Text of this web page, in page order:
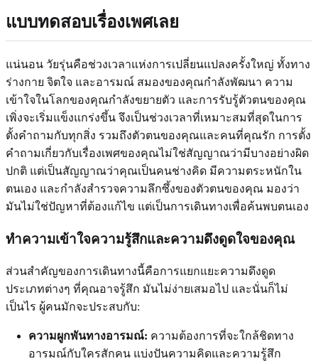
แบบทดสอบเรื่องเพศเลย
แน่นอน วัยรุ่นคือช่วงเวลาแห่งการเปลี่ยนแปลงครั้งใหญ่ ทั้งทาง
ร่างกาย จิตใจ และอารมณ์ สมองของคุณกำลังพัฒนา ความ
เข้าใจในโลกของคุณกำลังขยายตัว และการรับรู้ตัวตนของคุณ
เพิ่งจะเริ่มแข็งแกร่งขึ้น จึงเป็นช่วงเวลาที่เหมาะสมที่สุดในการ
ตั้งคำถามกับทุกสิ่ง รวมถึงตัวตนของคุณและคนที่คุณรัก การตั้ง
คำถามเกี่ยวกับเรื่องเพศของคุณไม่ใช่สัญญาณว่ามีบางอย่างผิด
ปกติ แต่เป็นสัญญาณว่าคุณเป็นคนช่างคิด มีความตระหนักใน
ตนเอง และกำลังสำรวจความลึกซึ้งของตัวตนของคุณ มองว่า
มันไม่ใช่ปัญหาที่ต้องแก้ไข แต่เป็นการเดินทางเพื่อค้นพบตนเอง
ทำความเข้าใจความรู้สึกและความดึงดูดใจของคุณ
ส่วนสำคัญของการเดินทางนี้คือการแยกแยะความดึงดูด
ประเภทต่างๆ ที่คุณอาจรู้สึก มันไม่ง่ายเสมอไป และนั่นก็ไม่
เป็นไร ผู้คนมักจะประสบกับ:
ความผูกพันทางอารมณ์: ความต้องการที่จะใกล้ชิดทาง
อารมณ์กับใครสักคน แบ่งปันความคิดและความรู้สึก